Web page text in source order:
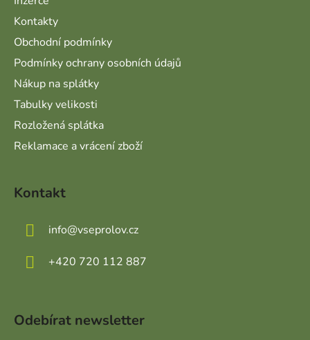
Kontakty
Obchodní podmínky
Podmínky ochrany osobních údajů
Nákup na splátky
Tabulky velikosti
Rozložená splátka
Reklamace a vrácení zboží
Kontakt
info@vseprolov.cz
+420 720 112 887
Odebírat newsletter